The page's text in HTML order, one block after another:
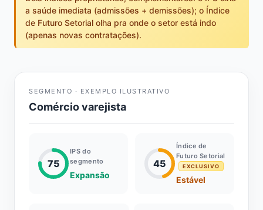
a saúde imediata (admissões + demissões); o Índice
de Futuro Setorial olha pra onde o setor está indo
(apenas novas contratações).
SEGMENTO · EXEMPLO ILUSTRATIVO
Comércio varejista
75
IPS do
segmento
Expansão
45
Índice de
Futuro Setorial
EXCLUSIVO
Estável